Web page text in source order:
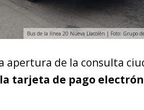
Bus de la línea 20 Nueva Llacolén | Foto: Grupo
apertura de la consulta
tarjeta de pago